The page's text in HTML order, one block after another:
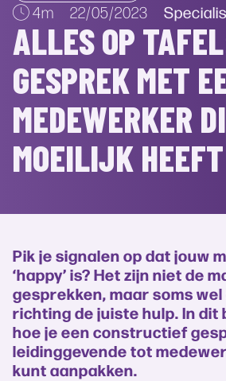
4m 22/05/2023
ALLES OP
GESPREK MET
MEDEWERKER
MOEILIJK HEEFT
Pik je signalen op dat jouw
‘happy’ is? Het zijn niet de
gesprekken, maar soms
richting de juiste hulp. In dit
hoe je een constructief
leidinggevende tot
kunt aanpakken.